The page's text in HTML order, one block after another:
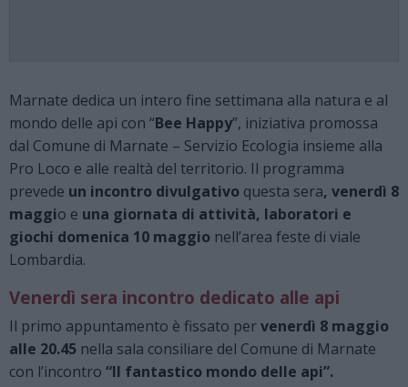
Marnate dedica un intero fine settimana alla natura e al
mondo delle api con “Bee Happy”, iniziativa promossa
dal Comune di Marnate – Servizio Ecologia insieme alla
Pro Loco e alle realtà del territorio. Il programma
prevede un incontro divulgativo questa sera, venerdì 8
maggio e una giornata di attività, laboratori e
giochi domenica 10 maggio nell’area feste di viale
Lombardia.
Venerdì sera incontro dedicato alle api
Il primo appuntamento è fissato pervenerdì 8 maggio
alle 20.45 nella sala consiliare del Comune di Marnate
con l’incontro “Il fantastico mondo delle api”.